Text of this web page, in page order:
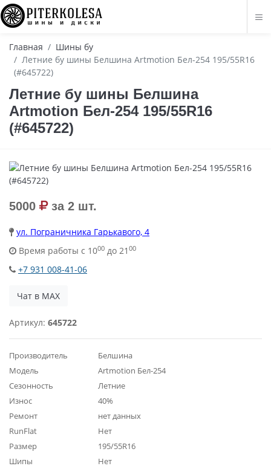
Главная
Шины бу
Летние бу шины Белшина Artmotion Бел-254 195/55R16
(#645722)
Летние бу шины Белшина
Artmotion Бел-254 195/55R16
(#645722)
5000 за 2 шт.
ул. Пограничника Гарькавого, 4
Время работы с 1000 до 21 00
+7 931 008-41-06
Чат в MAX
Артикул: 645722
Производитель
Белшина
Модель
Artmotion Бел-254
Сезонность
Летние
Износ
40%
Ремонт
нет данных
RunFlat
Нет
Размер
195/55R16
Шипы
Нет